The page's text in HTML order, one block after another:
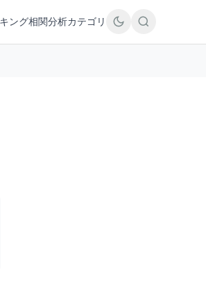
ング相関分析カテゴリ